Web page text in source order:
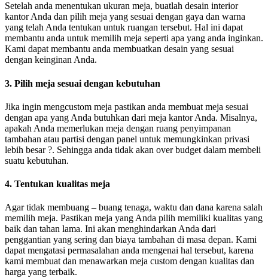
Setelah anda menentukan ukuran meja, buatlah desain interior
kantor Anda dan pilih meja yang sesuai dengan gaya dan warna
yang telah Anda tentukan untuk ruangan tersebut. Hal ini dapat
membantu anda untuk memilih meja seperti apa yang anda inginkan.
Kami dapat membantu anda membuatkan desain yang sesuai
dengan keinginan Anda.
3. Pilih meja sesuai dengan kebutuhan
Jika ingin mengcustom meja pastikan anda membuat meja sesuai
dengan apa yang Anda butuhkan dari meja kantor Anda. Misalnya,
apakah Anda memerlukan meja dengan ruang penyimpanan
tambahan atau partisi dengan panel untuk memungkinkan privasi
lebih besar ?. Sehingga anda tidak akan over budget dalam membeli
suatu kebutuhan.
4. Tentukan kualitas meja
Agar tidak membuang – buang tenaga, waktu dan dana karena salah
memilih meja. Pastikan meja yang Anda pilih memiliki kualitas yang
baik dan tahan lama. Ini akan menghindarkan Anda dari
penggantian yang sering dan biaya tambahan di masa depan. Kami
dapat mengatasi permasalahan anda mengenai hal tersebut, karena
kami membuat dan menawarkan meja custom dengan kualitas dan
harga yang terbaik.